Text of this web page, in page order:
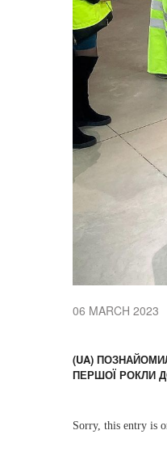
06 MARCH 2023
(UA)
ПЕРШОЇ РОКЛИ
Sorry, this entry is